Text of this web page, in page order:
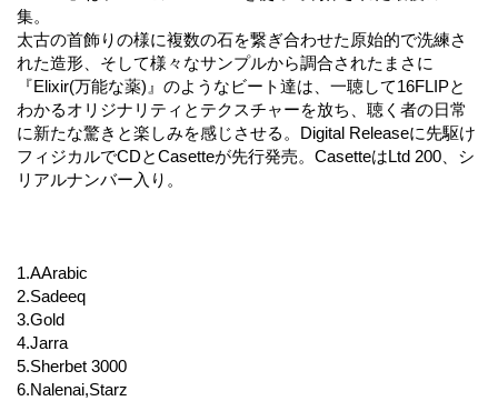
集。
太古の首飾りの様に複数の石を繋ぎ合わせた原始的で洗練さ
れた造形、そして様々なサンプルから調合されたまさに
『Elixir(万能な薬)』のようなビート達は、一聴して16FLIPと
わかるオリジナリティとテクスチャーを放ち、聴く者の日常
に新たな驚きと楽しみを感じさせる。Digital Releaseに先駆け
フィジカルでCDとCasetteが先行発売。CasetteはLtd 200、シ
リアルナンバー入り。
1.AArabic
2.Sadeeq
3.Gold
4.Jarra
5.Sherbet 3000
6.Nalenai,Starz